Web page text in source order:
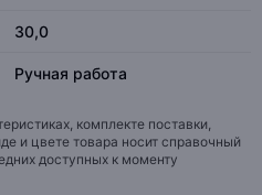
30,0
Ручная работа
комплекте поставки,
и цвете товара носит справочный
доступных к моменту